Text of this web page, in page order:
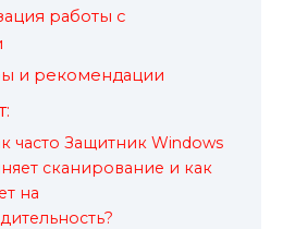
работы с
и рекомендации
часто Защитник Windows
сканирование и как
на